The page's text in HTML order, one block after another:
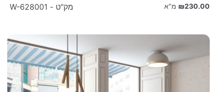
מק"ט - W-628001 ₪230.00 מ"א